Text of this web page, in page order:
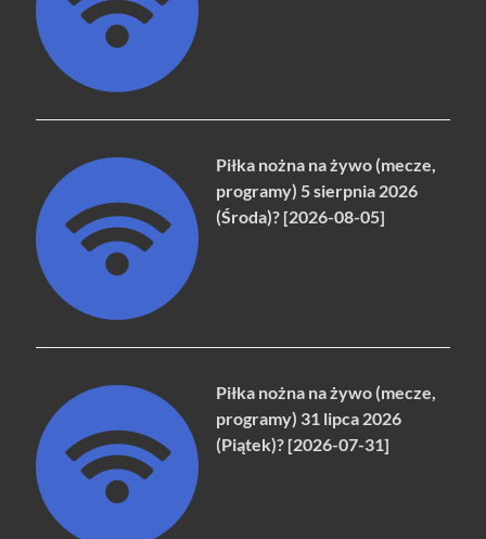
Piłka nożna na żywo (mecze,
programy) 5 sierpnia 2026
(Środa)? [2026-08-05]
Piłka nożna na żywo (mecze,
programy) 31 lipca 2026
(Piątek)? [2026-07-31]